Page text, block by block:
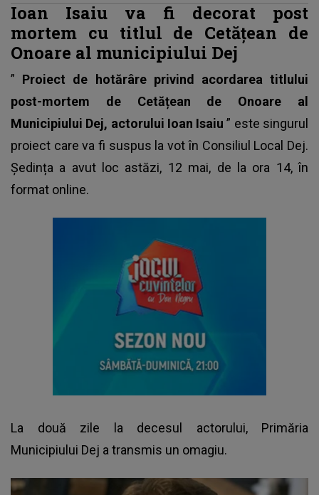
Ioan Isaiu va fi decorat post
mortem cu titlul de Cetățean de
Onoare al municipiului Dej
” Proiect de hotărâre privind acordarea titlului
post-mortem de Cetățean de Onoare al
Municipiului Dej, actorului Ioan Isaiu” este singurul
proiect care va fi suspus la vot în Consiliul Local Dej.
Ședința a avut loc astăzi, 12 mai, de la ora 14, în
format online.
La două zile la decesul actorului, Primăria
Municipiului Dej a transmis un omagiu.